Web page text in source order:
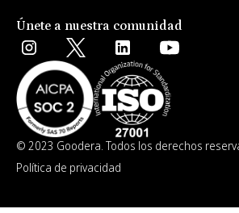
Únete a nuestra comunidad
© 2023 Goodera. Todos los derechos
Política de privacidad